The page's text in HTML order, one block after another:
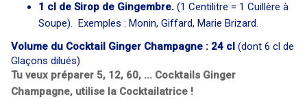
1 cl de Sirop de Gingembre. (1 Centilitre = 1 Cuillère à
Soupe). Exemples : Monin, Giffard, Marie Brizard.
Volume du Cocktail Ginger Champagne : 24 cl (dont 6 cl de
Glaçons dilués)
Tu veux préparer 5, 12, 60, ... Cocktails Ginger
Champagne, utilise la Cocktailatrice !